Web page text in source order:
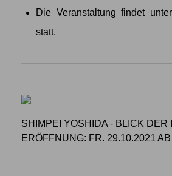
Die Veranstaltung findet
statt.
SHIMPEI YOSHIDA - BLICK DER
ERÖFFNUNG: FR. 29.10.2021